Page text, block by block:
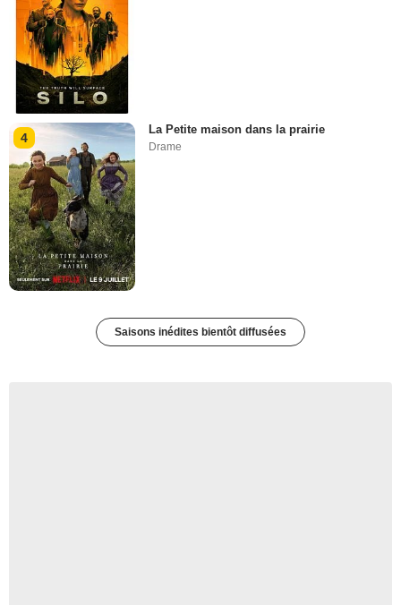
4
La Petite maison dans la prairie
Drame
Saisons inédites bientôt diffusées